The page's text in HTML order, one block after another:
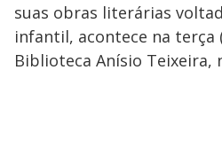
suas obras literárias
infantil, acontece na terça
Biblioteca Anísio Teixeira,